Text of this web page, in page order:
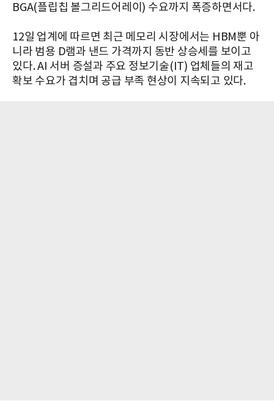
BGA(플립칩 볼그리드어레이) 수요까지 폭증하면서다.
12일 업계에 따르면 최근 메모리 시장에서는 HBM뿐 아
니라 범용 D램과 낸드 가격까지 동반 상승세를 보이고
있다. AI 서버 증설과 주요 정보기술(IT) 업체들의 재고
확보 수요가 겹치며 공급 부족 현상이 지속되고 있다.